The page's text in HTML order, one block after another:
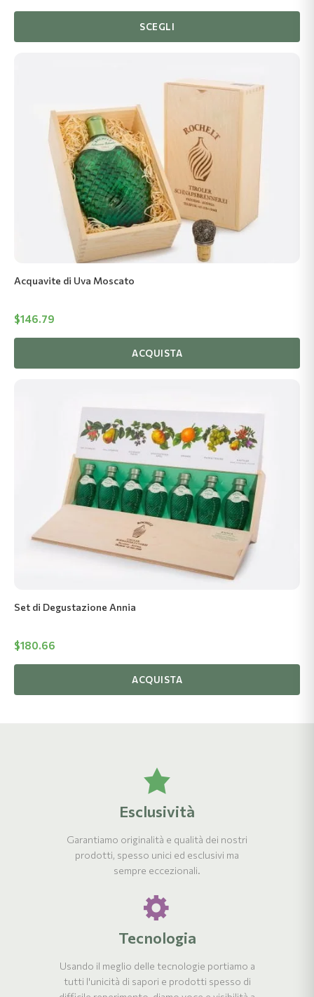
$39.52
SCEGLI
Acquavite di Uva Moscato
$146.79
ACQUISTA
Set di Degustazione Annia
$180.66
ACQUISTA
Esclusività
Garantiamo originalità e qualità dei nostri
prodotti, spesso unici ed esclusivi ma
sempre eccezionali.
Tecnologia
Usando il meglio delle tecnologie portiamo a
tutti l'unicità di sapori e prodotti spesso di